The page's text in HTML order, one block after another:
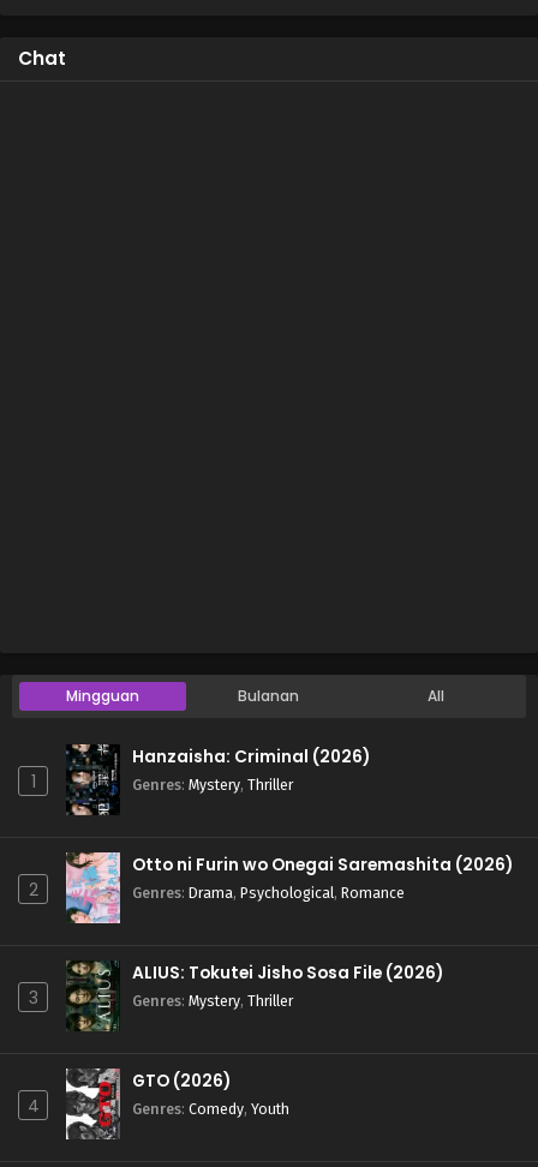
Chat
Mingguan Bulanan All
1
Hanzaisha: Criminal (2026)
Genres: Mystery, Thriller
2
Otto ni Furin wo Onegai Saremashita (2026)
Genres: Drama, Psychological, Romance
3
ALIUS: Tokutei Jisho Sosa File (2026)
Genres: Mystery, Thriller
4
GTO (2026)
Genres: Comedy, Youth